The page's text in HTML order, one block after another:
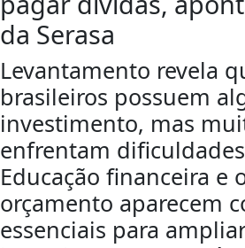
da Serasa
Levantamento revela
brasileiros possuem
investimento, mas
enfrentam
Educação financeira e
orçamento aparecem
essenciais para